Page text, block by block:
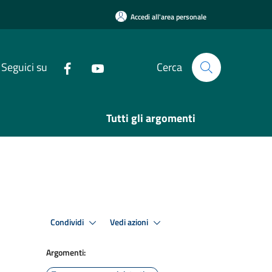
Accedi all'area personale
Seguici su Cerca
Tutti gli argomenti
Condividi Vedi azioni
Argomenti: